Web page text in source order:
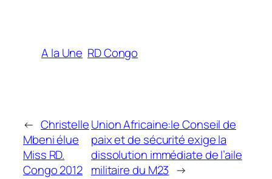
A la Une RD Congo
← Christelle
Mbeni élue
Miss RD.
Congo 2012
Union Africaine:le Conseil de
paix et de sécurité exige la
dissolution immédiate de l’aile
militaire du M23 →